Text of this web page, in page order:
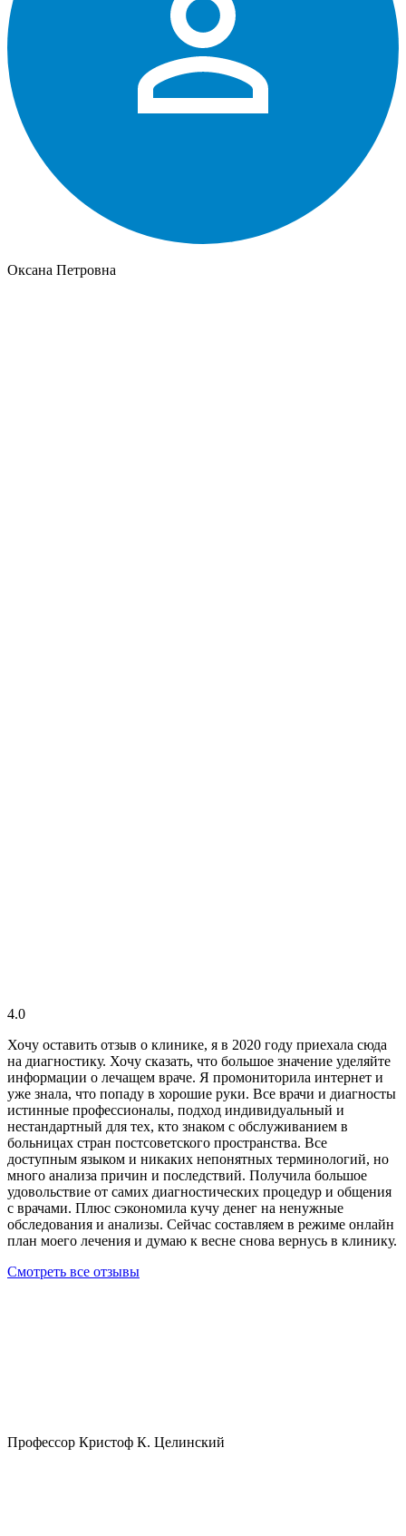
Оксана Петровна
4.0
Хочу оставить отзыв о клинике, я в 2020 году приехала сюда
на диагностику. Хочу сказать, что большое значение уделяйте
информации о лечащем враче. Я промониторила интернет и
уже знала, что попаду в хорошие руки. Все врачи и диагносты
истинные профессионалы, подход индивидуальный и
нестандартный для тех, кто знаком с обслуживанием в
больницах стран постсоветского пространства. Все
доступным языком и никаких непонятных терминологий, но
много анализа причин и последствий. Получила большое
удовольствие от самих диагностических процедур и общения
с врачами. Плюс сэкономила кучу денег на ненужные
обследования и анализы. Сейчас составляем в режиме онлайн
план моего лечения и думаю к весне снова вернусь в клинику.
Смотреть все отзывы
Профессор Кристоф К. Целинский